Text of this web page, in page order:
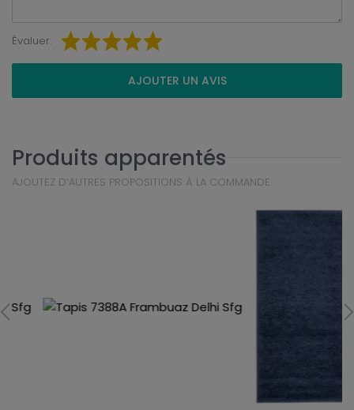
Évaluer:
AJOUTER UN AVIS
Produits apparentés
AJOUTEZ D’AUTRES PROPOSITIONS À LA COMMANDE